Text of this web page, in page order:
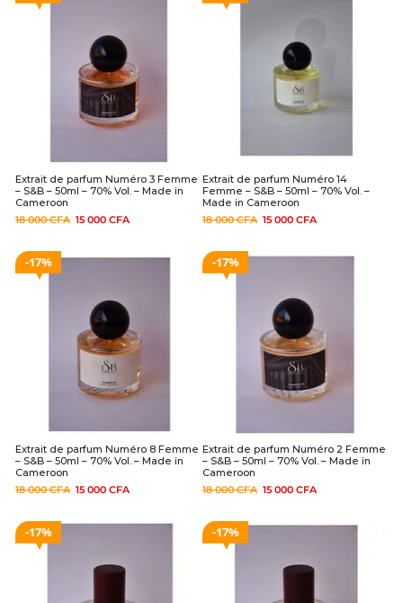
Extrait de parfum Numéro 3 Femme
– S&B – 50ml – 70% Vol. – Made in
Cameroon
18 000CFA 15 000 CFA
Extrait de parfum Numéro 14
Femme – S&B – 50ml – 70% Vol. –
Made in Cameroon
18 000CFA 15 000 CFA
17%
Extrait de parfum Numéro 8 Femme
– S&B – 50ml – 70% Vol. – Made in
Cameroon
18 000CFA 15 000 CFA
17%
Extrait de parfum Numéro 2 Femme
– S&B – 50ml – 70% Vol. – Made in
Cameroon
18 000CFA 15 000 CFA
17% 17%